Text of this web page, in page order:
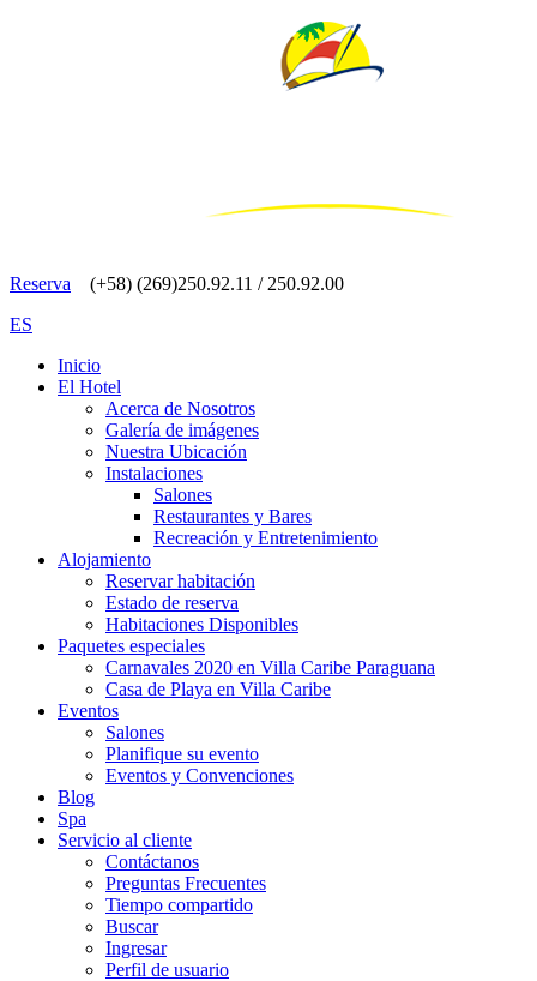
Reserva
(+58) (269)250.92.11 / 250.92.00
ES
Inicio
El Hotel
Acerca de Nosotros
Galería de imágenes
Nuestra Ubicación
Instalaciones
Salones
Restaurantes y Bares
Recreación y Entretenimiento
Alojamiento
Reservar habitación
Estado de reserva
Habitaciones Disponibles
Paquetes especiales
Carnavales 2020 en Villa Caribe Paraguana
Casa de Playa en Villa Caribe
Eventos
Salones
Planifique su evento
Eventos y Convenciones
Blog
Spa
Servicio al cliente
Contáctanos
Preguntas Frecuentes
Tiempo compartido
Buscar
Ingresar
Perfil de usuario